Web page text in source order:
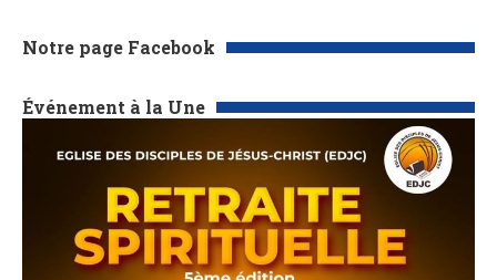
Notre page Facebook
Événement à la Une